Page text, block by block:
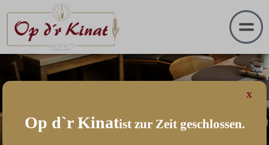
x
Op d`r Kinatist zur Zeit geschlossen.